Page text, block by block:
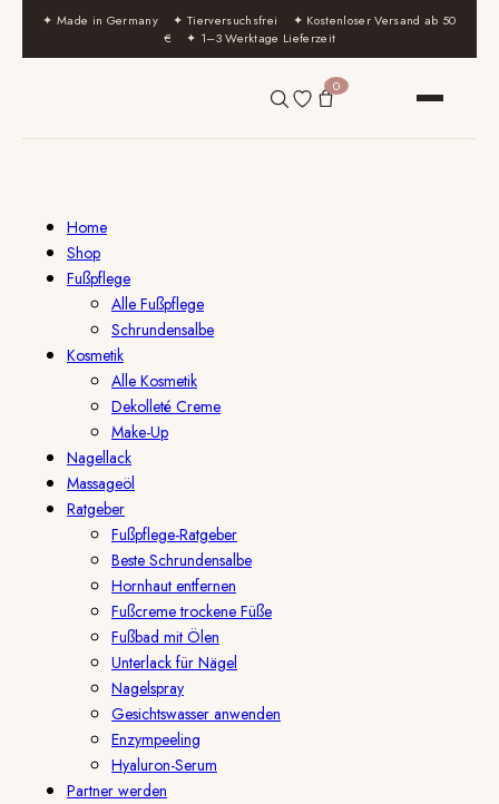
✦ Made in Germany ✦ Tierversuchsfrei ✦ Kostenloser Versand ab 50
€ ✦ 1–3 Werktage Lieferzeit
0
Home
Shop
Fußpflege
Alle Fußpflege
Schrundensalbe
Kosmetik
Alle Kosmetik
Dekolleté Creme
Make-Up
Nagellack
Massageöl
Ratgeber
Fußpflege-Ratgeber
Beste Schrundensalbe
Hornhaut entfernen
Fußcreme trockene Füße
Fußbad mit Ölen
Unterlack für Nägel
Nagelspray
Gesichtswasser anwenden
Enzympeeling
Hyaluron-Serum
Partner werden